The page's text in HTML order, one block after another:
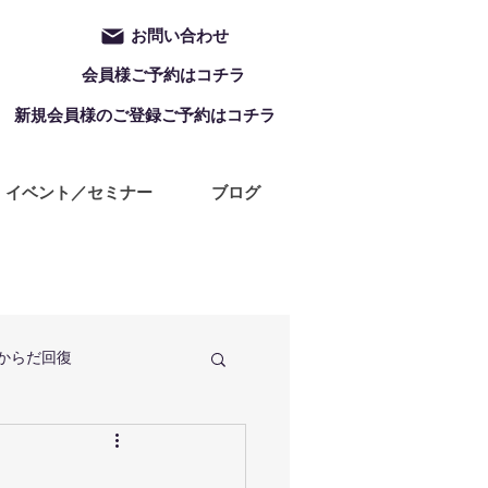
お問い合わせ
会員様ご予約はコチラ
新規会員様のご登録ご予約はコチラ
イベント／セミナー ブログ
らだ回復
ZUMBA